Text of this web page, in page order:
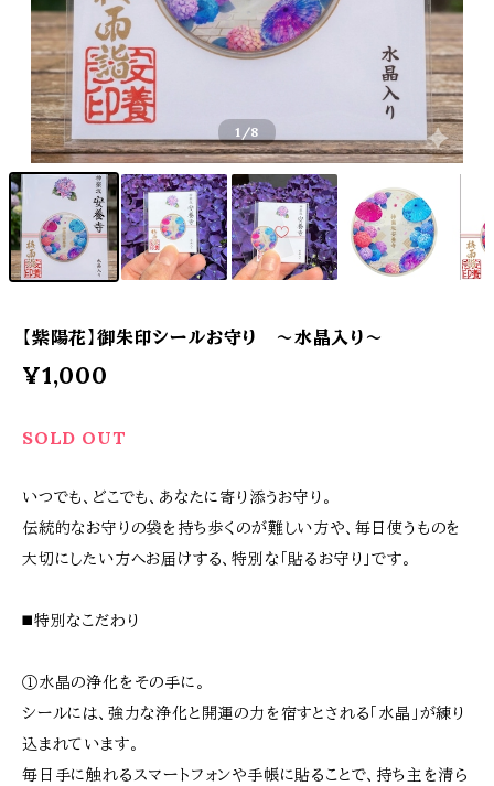
1 /8
【紫陽花】御朱印シールお守り 〜水晶入り〜
¥1,000
SOLD OUT
いつでも、どこでも、あなたに寄り添うお守り。
伝統的なお守りの袋を持ち歩くのが難しい方や、毎日使うものを
大切にしたい方へお届けする、特別な「貼るお守り」です。
◼️特別なこだわり
①水晶の浄化をその手に。
シールには、強力な浄化と開運の力を宿すとされる「水晶」が練り
込まれています。
毎日手に触れるスマートフォンや手帳に貼ることで、持ち主を清ら